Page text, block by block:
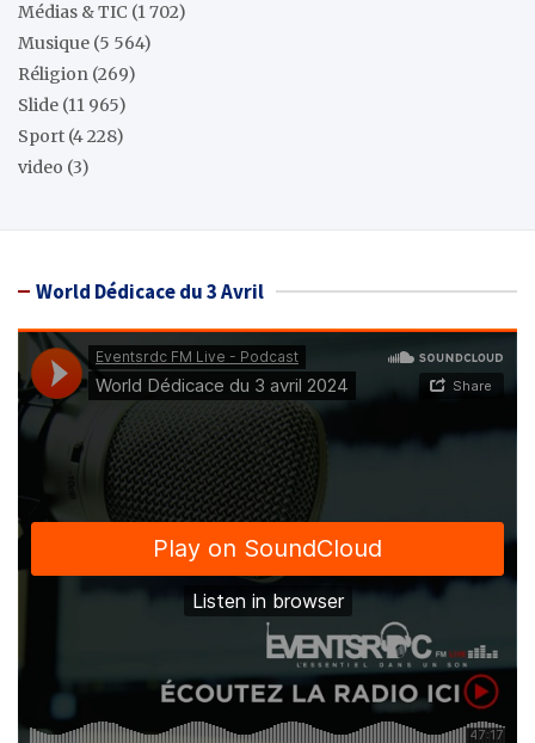
Médias & TIC (1 702)
Musique (5 564)
Réligion (269)
Slide (11 965)
Sport (4 228)
video (3)
World Dédicace du 3 Avril